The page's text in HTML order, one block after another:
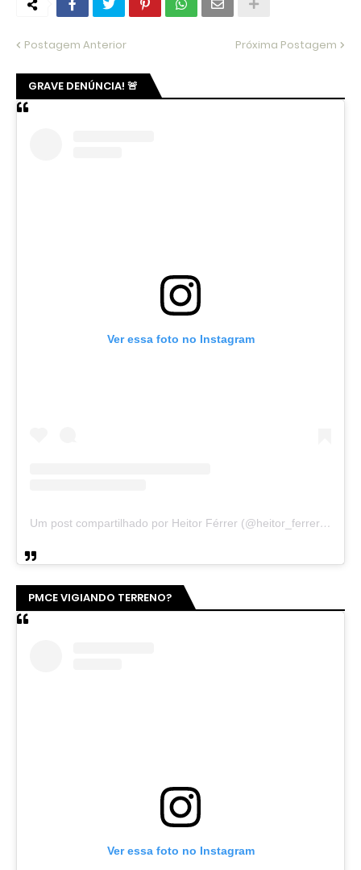
Postagem Anterior Próxima Postagem
GRAVE DENÚNCIA! 🚨
Ver essa foto no Instagram
Um post compartilhado por Heitor Férrer (@heitor_ferrer77)
PMCE VIGIANDO TERRENO?
Ver essa foto no Instagram